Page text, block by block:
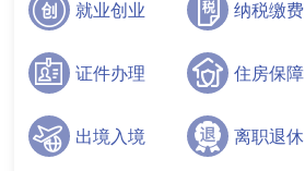
就业创业 纳税缴费
证件办理 住房保障
出境入境 离职退休